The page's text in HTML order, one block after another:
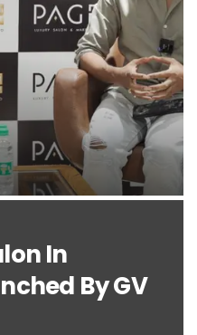
In
By GV